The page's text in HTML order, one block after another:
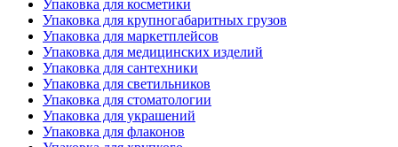
Упаковка для косметики
Упаковка для крупногабаритных грузов
Упаковка для маркетплейсов
Упаковка для медицинских изделий
Упаковка для сантехники
Упаковка для светильников
Упаковка для стоматологии
Упаковка для украшений
Упаковка для флаконов